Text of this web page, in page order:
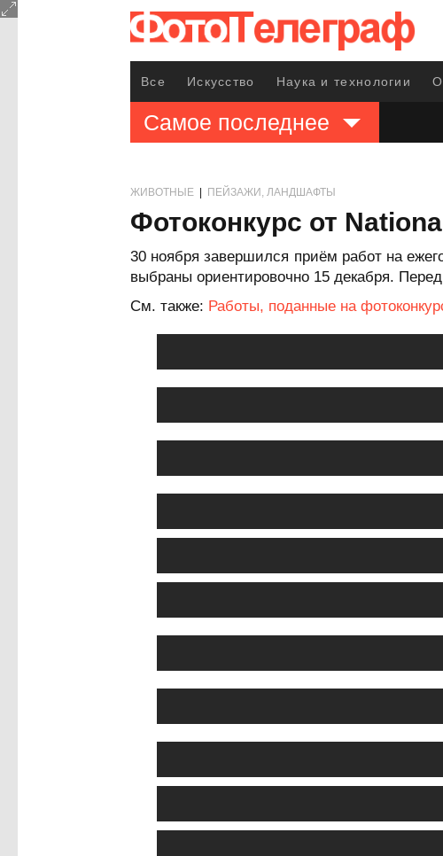
Все Искусство Наука и технологии
Самое последнее
ЖИВОТНЫЕ ПЕЙЗАЖИ, ЛАНДШАФТЫ
Фотоконкурс от
30 ноября завершился приём работ на
выбраны ориентировочно 15 декабря.
См. также: Работы, поданные на